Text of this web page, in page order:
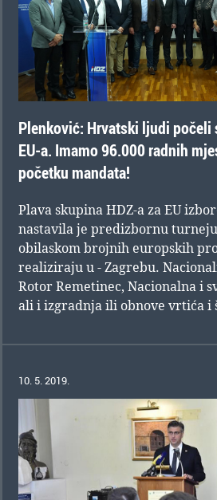
Plenković: Hrvatski ljudi
EU-a. Imamo 96.000 radnih
početku mandata!
Plava skupina HDZ-a za EU
nastavila je predizbornu
obilaskom brojnih europskih
realiziraju u - Zagrebu.
Rotor Remetinec, Nacionalna i
ali i izgradnja ili obnove vrtića i
10. 5. 2019.